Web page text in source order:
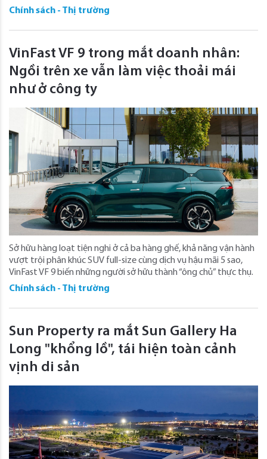
Chính sách - Thị trường
VinFast VF 9 trong mắt doanh nhân:
Ngồi trên xe vẫn làm việc thoải mái
như ở công ty
Sở hữu hàng loạt tiện nghi ở cả ba hàng ghế, khả năng vận hành
vượt trội phân khúc SUV full-size cùng dịch vụ hậu mãi 5 sao,
VinFast VF 9 biến những người sở hữu thành “ông chủ” thực thụ.
Chính sách - Thị trường
Sun Property ra mắt Sun Gallery Ha
Long "khổng lồ", tái hiện toàn cảnh
vịnh di sản